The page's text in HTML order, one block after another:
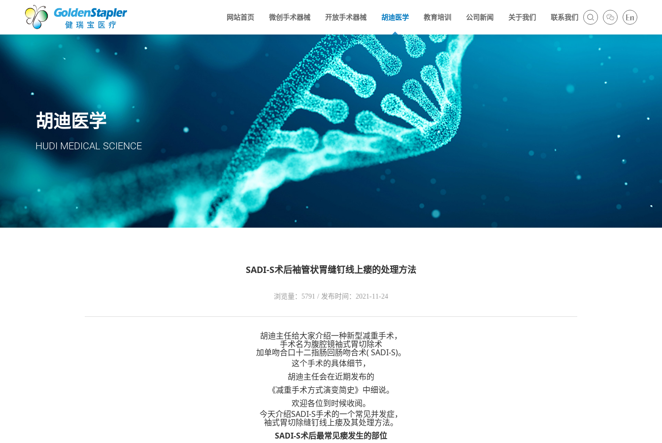
网站首页 微创手术器械 开放手术器械 胡迪医学 教育培训 公司新闻 关于我们 联系我们
胡迪医学
HUDI MEDICAL SCIENCE
SADI-S术后袖管状胃缝钉线上瘘的处理方法
浏览量：5791 / 发布时间：2021-11-24
胡迪主任给大家介绍一种新型减重手术，
手术名为腹腔镜袖式胃切除术
加单吻合口十二指肠回肠吻合术( SADI-S)。
这个手术的具体细节，
胡迪主任会在近期发布的
《减重手术方式演变简史》中细说。
欢迎各位到时候收阅。
今天介绍SADI-S手术的一个常见并发症，
袖式胃切除缝钉线上瘘及其处理方法。
SADI-S术后最常见瘘发生的部位